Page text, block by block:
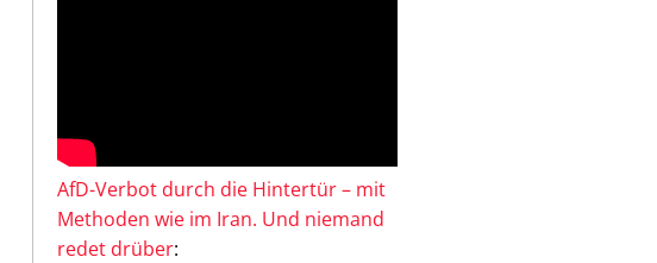
AfD-Verbot durch die Hintertür – mit
Methoden wie im Iran. Und niemand
redet drüber: